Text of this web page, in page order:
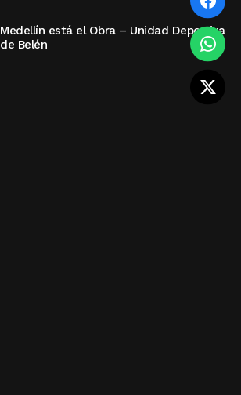
Medellín está el Obra – Unidad Deportiva
de Belén